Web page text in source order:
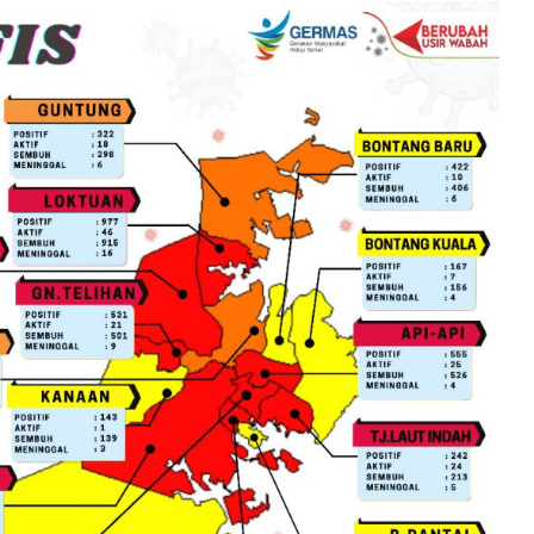
Guru
melalui
Bimtek
Kepramukaan
4 minggu ago
YPPSB Bekali Guru melalui Bimtek
Kepramukaan